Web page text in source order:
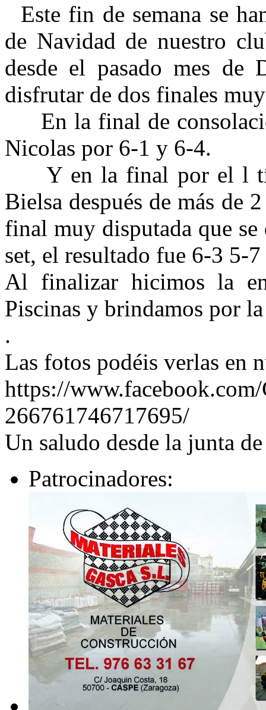
Este fin de semana se
de Navidad de nuestro
desde el pasado mes de
disfrutar de dos finales
En la final de
Nicolas por 6-1 y 6-4.
Y en la final por el l
Bielsa después de más de
final muy disputada que
set, el resultado fue 6-3 5-
Al finalizar hicimos la
Piscinas y brindamos por
.
Las fotos podéis verlas en
https://
266761746717695/
Un saludo desde la junta
Patrocinadores: